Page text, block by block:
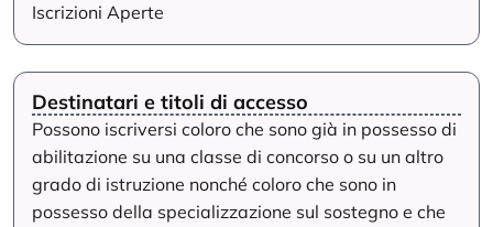
Iscrizioni Aperte
Destinatari e titoli di accesso
Possono iscriversi coloro che sono già in possesso di
abilitazione su una classe di concorso o su un altro
grado di istruzione nonché coloro che sono in
possesso della specializzazione sul sostegno e che